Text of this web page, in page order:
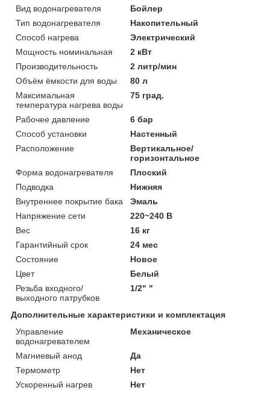
Вид водонагревателя
Бойлер
Тип водонагревателя
Накопительный
Способ нагрева
Электрический
Мощность номинальная
2 кВт
Производительность
2 литр/мин
Объём ёмкости для воды
80 л
Максимальная
температура нагрева воды
75 град.
Рабочее давление
6 бар
Способ установки
Настенный
Расположение
Вертикальное/
горизонтальное
Форма водонагревателя
Плоский
Подводка
Нижняя
Внутреннее покрытие бака
Эмаль
Напряжение сети
220~240 В
Вес
16 кг
Гарантийный срок
24 мес
Состояние
Новое
Цвет
Белый
Резьба входного/
выходного патрубков
1/2" "
Дополнительные характеристики и комплектация
Управление
водонагревателем
Механическое
Магниевый анод
Да
Термометр
Нет
Ускоренный нагрев
Нет